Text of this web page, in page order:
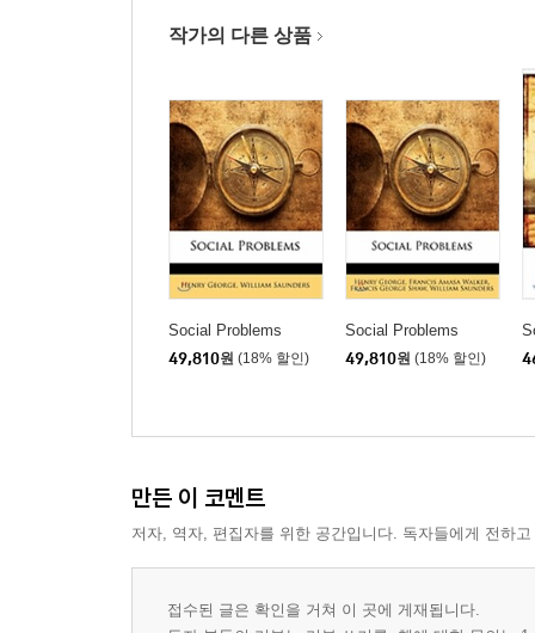
작가의 다른 상품
Social Problems
49,810원 (18% 할인)
Social Problems
49,810원 (18% 할인)
만든 이 코멘트
저자, 역자, 편집자를 위한 공간입니다. 독자들에게 전하
접수된 글은 확인을 거쳐 이 곳에 게재됩니다.